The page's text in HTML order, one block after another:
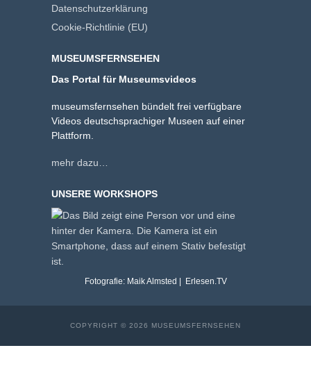
Datenschutzerklärung
Cookie-Richtlinie (EU)
MUSEUMSFERNSEHEN
Das Portal für Museumsvideos
museumsfernsehen bündelt frei verfügbare
Videos deutschsprachiger Museen auf einer
Plattform.
mehr dazu…
UNSERE WORKSHOPS
Fotografie: Maik Almsted | Erlesen.TV
COPYRIGHT © 2026 MUSEUMSFERNSEHEN